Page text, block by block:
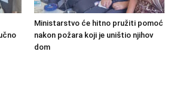
Ministarstvo će hitno pružiti pomoć
nakon požara koji je uništio njihov
dom